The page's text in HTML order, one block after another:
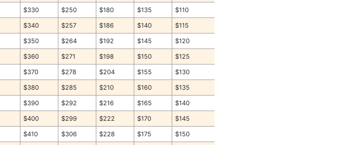
$330 $250 $180 $135 $110
$340 $257 $186 $140 $115
$350 $264 $192 $145 $120
$360 $271 $198 $150 $125
$370 $278 $204 $155 $130
$380 $285 $210 $160 $135
$390 $292 $216 $165 $140
$400 $299 $222 $170 $145
$410 $306 $228 $175 $150